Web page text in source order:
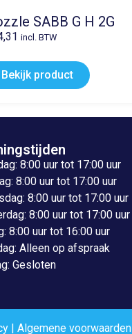
SABB G H 2G
incl. BTW
Bekijk product
8:00 uur tot 17:00 uur
8:00 uur tot 17:00 uur
8:00 uur tot 17:00 uur
8:00 uur tot 17:00 uur
8:00 uur tot 16:00 uur
Alleen op afspraak
Gesloten
Algemene voorwaarden